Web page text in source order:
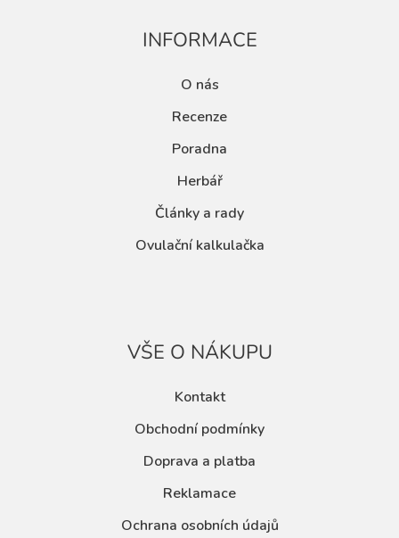
INFORMACE
O nás
Recenze
Poradna
Herbář
Články a rady
Ovulační kalkulačka
VŠE O NÁKUPU
Kontakt
Obchodní podmínky
Doprava a platba
Reklamace
Ochrana osobních údajů